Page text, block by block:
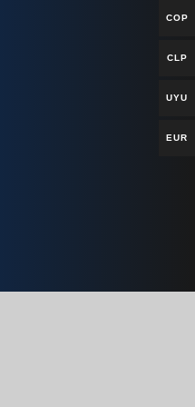
COP
CLP
UYU
EUR